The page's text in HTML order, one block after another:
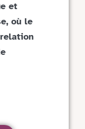
et
où le